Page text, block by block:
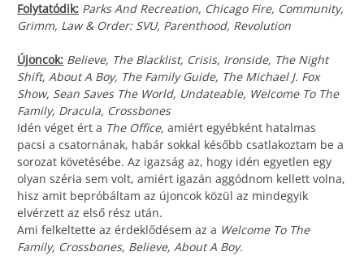
Folytatódik: Parks And Recreation, Chicago Fire, Community,
Grimm, Law & Order: SVU, Parenthood, Revolution
Újoncok: Believe, The Blacklist, Crisis, Ironside, The Night
Shift, About A Boy, The Family Guide, The Michael J. Fox
Show, Sean Saves The World, Undateable, Welcome To The
Family, Dracula, Crossbones
Idén véget ért a The Office, amiért egyébként hatalmas
pacsi a csatornának, habár sokkal később csatlakoztam be a
sorozat követésébe. Az igazság az, hogy idén egyetlen egy
olyan széria sem volt, amiért igazán aggódnom kellett volna,
hisz amit bepróbáltam az újoncok közül az mindegyik
elvérzett az első rész után.
Ami felkeltette az érdeklődésem az a Welcome To The
Family, Crossbones, Believe, About A Boy.